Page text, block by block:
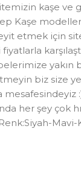
kaşe ve
Kaşe
etmek için
biz size
her şey çok
Mavi-